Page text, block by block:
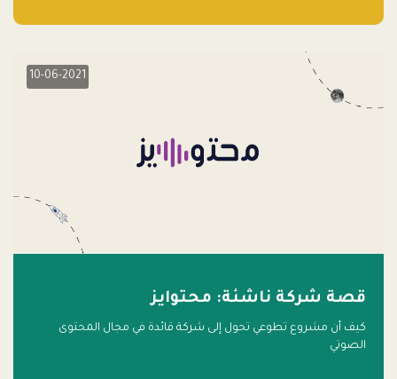
10-06-2021
قصة شركة ناشئة: محتوايز
كيف أن مشروع تطوعي تحول إلى شركة قائدة في مجال المحتوى
الصوتي